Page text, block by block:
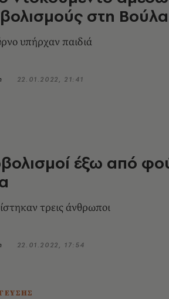
στη Βούλα
υπήρχαν παιδιά
22.01.2022, 21:41
έξω από
τρεις άνθρωποι
22.01.2022, 17:54